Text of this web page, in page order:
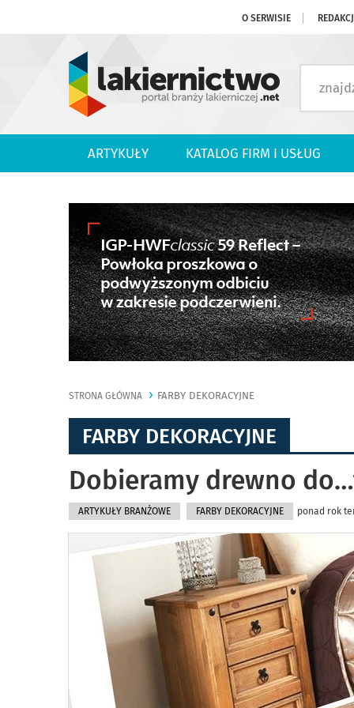
O SERWISIE
ARTYKUŁY KATALOG FIRM I USŁUG
STRONA GŁÓWNA FARBY DEKORACYJNE
FARBY DEKORACYJNE
Dobieramy drewno
ARTYKUŁY BRANŻOWE FARBY DEKORACYJNE ponad rok